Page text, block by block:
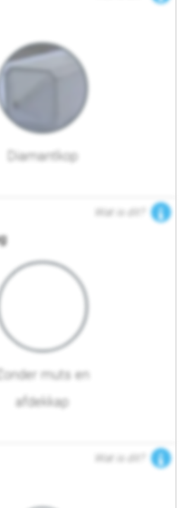
Diamantkop
Wat is dit?
Zonder muts en
afdekkap
Wat is dit?